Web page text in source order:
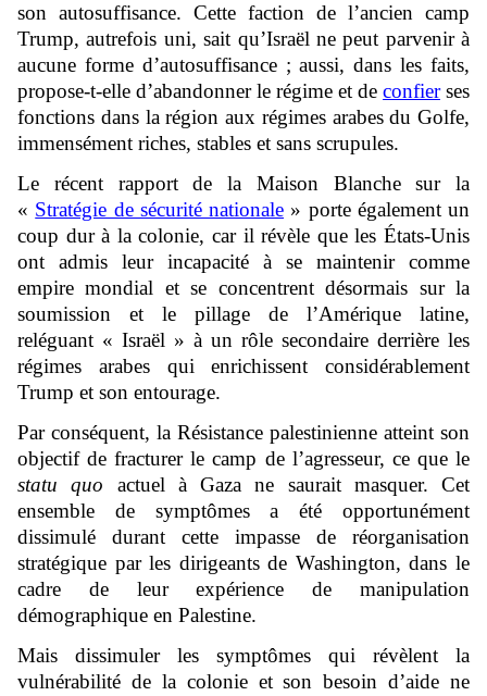
son autosuffisance. Cette faction de l’ancien camp
Trump, autrefois uni, sait qu’Israël ne peut parvenir à
aucune forme d’autosuffisance ; aussi, dans les faits,
propose-t-elle d’abandonner le régime et de confierses
fonctions dans la région aux régimes arabes du Golfe,
immensément riches, stables et sans scrupules.
Le récent rapport de la Maison Blanche sur la
« Stratégie de sécurité nationale » porte également un
coup dur à la colonie, car il révèle que les États-Unis
ont admis leur incapacité à se maintenir comme
empire mondial et se concentrent désormais sur la
soumission et le pillage de l’Amérique latine,
reléguant « Israël » à un rôle secondaire derrière les
régimes arabes qui enrichissent considérablement
Trump et son entourage.
Par conséquent, la Résistance palestinienne atteint son
objectif de fracturer le camp de l’agresseur, ce que le
statu quo actuel à Gaza ne saurait masquer. Cet
ensemble de symptômes a été opportunément
dissimulé durant cette impasse de réorganisation
stratégique par les dirigeants de Washington, dans le
cadre de leur expérience de manipulation
démographique en Palestine.
Mais dissimuler les symptômes qui révèlent la
vulnérabilité de la colonie et son besoin d’aide ne